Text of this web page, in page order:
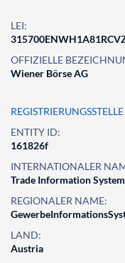
LEI:
OFFIZIELLE
Wiener Börse AG
REGISTRIERUNGSSTELLE
ENTITY ID:
161826f
INTERNATIONALER
Trade Information
REGIONALER NAME:
LAND:
Austria